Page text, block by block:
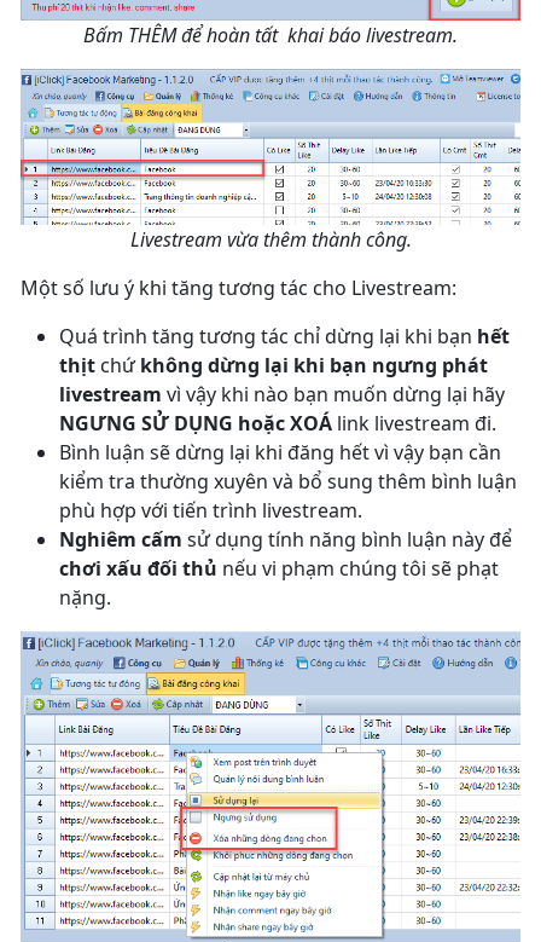
Bấm THÊM để hoàn tất khai báo livestream.
Livestream vừa thêm thành công.
Một số lưu ý khi tăng tương tác cho Livestream:
Quá trình tăng tương tác chỉ dừng lại khi bạn hết
thịt chứkhông dừng lại khi bạn ngưng phát
livestream vì vậy khi nào bạn muốn dừng lại hãy
NGƯNG SỬ DỤNG hoặc XOÁ link livestream đi.
Bình luận sẽ dừng lại khi đăng hết vì vậy bạn cần
kiểm tra thường xuyên và bổ sung thêm bình luận
phù hợp với tiến trình livestream.
Nghiêm cấm sử dụng tính năng bình luận này để
chơi xấu đối thủ nếu vi phạm chúng tôi sẽ phạt
nặng.